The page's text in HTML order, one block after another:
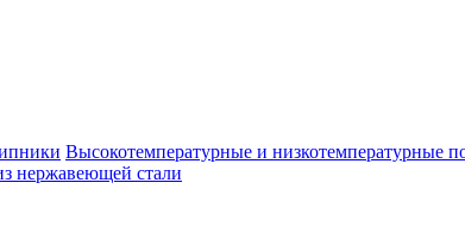
Высокотемпературные и низкотемпературные
нержавеющей стали